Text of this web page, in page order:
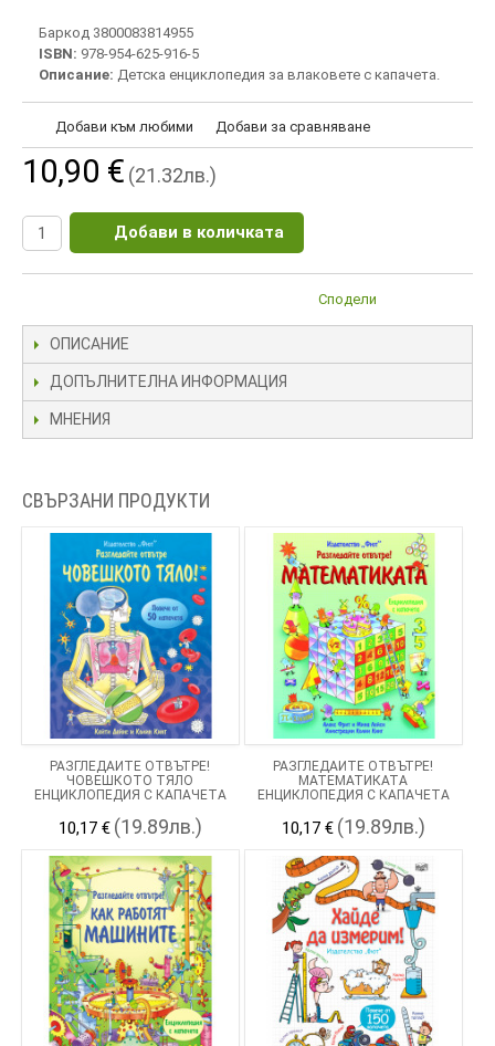
Баркод 3800083814955
ISBN: 978-954-625-916-5
Описание: Детска енциклопедия за влаковете с капачета.
Добави към любими Добави за сравняване
10,90 € (21.32лв.)
Добави в количката
Сподели
ОПИСАНИЕ
ДОПЪЛНИТЕЛНА ИНФОРМАЦИЯ
МНЕНИЯ
СВЪРЗАНИ ПРОДУКТИ
РАЗГЛЕДАЙТЕ ОТВЪТРЕ!
ЧОВЕШКОТО ТЯЛО
ЕНЦИКЛОПЕДИЯ С КАПАЧЕТА
10,17 € (19.89лв.)
РАЗГЛЕДАЙТЕ ОТВЪТРЕ!
МАТЕМАТИКАТА
ЕНЦИКЛОПЕДИЯ С КАПАЧЕТА
10,17 € (19.89лв.)